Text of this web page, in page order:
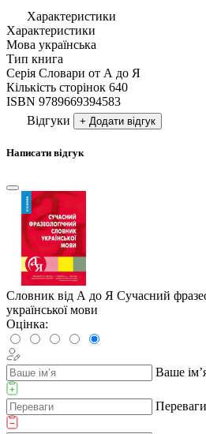
Характеристики
Характеристики
Мова українська
Тип книга
Серія Словари от А до Я
Кількість сторінок 640
ISBN 9789669394583
Відгуки
+ Додати відгук
Написати відгук
Словник від А до Я Сучасний
української мови
Оцінка:
Ваше
Переваги